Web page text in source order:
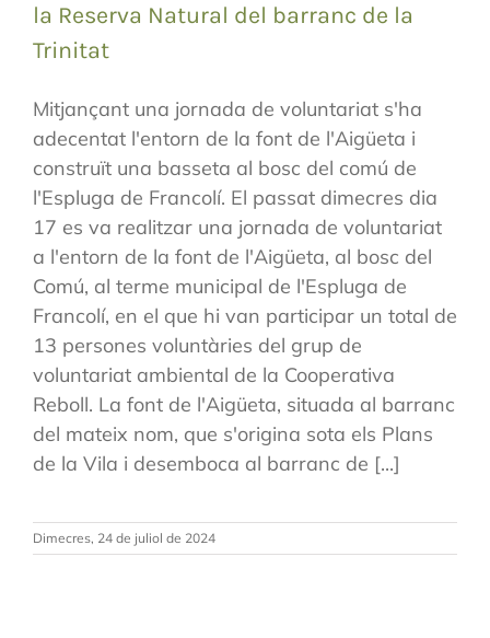
la Reserva Natural del barranc de la
Trinitat
Mitjançant una jornada de voluntariat s'ha
adecentat l'entorn de la font de l'Aigüeta i
construït una basseta al bosc del comú de
l'Espluga de Francolí. El passat dimecres dia
17 es va realitzar una jornada de voluntariat
a l'entorn de la font de l'Aigüeta, al bosc del
Comú, al terme municipal de l'Espluga de
Francolí, en el que hi van participar un total de
13 persones voluntàries del grup de
voluntariat ambiental de la Cooperativa
Reboll. La font de l'Aigüeta, situada al barranc
del mateix nom, que s'origina sota els Plans
de la Vila i desemboca al barranc de [...]
Dimecres, 24 de juliol de 2024